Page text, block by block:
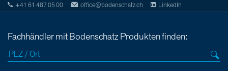
+41 61 487 05 00
office@bodenschatz.ch LinkedIn
Fachhändler mit Bodenschatz Produkten finden: